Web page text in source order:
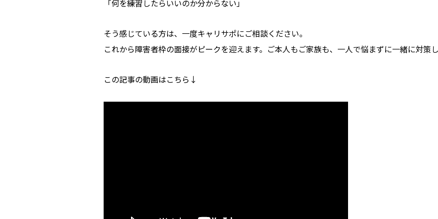
「何を練習したらいいのか分からない」
そう感じている方は、一度キャリサポにご相談ください。
これから障害者枠の面接がピークを迎えます。ご本人もご家族も、 一人で悩まずに一緒に対策
この記事の動画はこちら↓